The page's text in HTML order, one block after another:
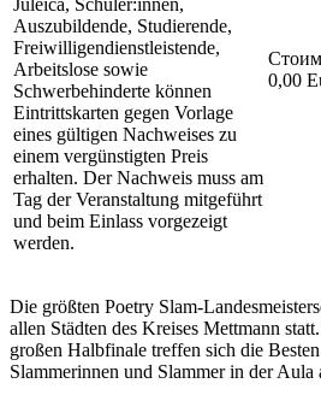
Juleica, Schüler:innen,
Auszubildende, Studierende,
Freiwilligendienstleistende,
Arbeitslose sowie
Schwerbehinderte können
Eintrittskarten gegen Vorlage
eines gültigen Nachweises zu
einem vergünstigten Preis
erhalten. Der Nachweis muss am
Tag der Veranstaltung mitgeführt
und beim Einlass vorgezeigt
werden.
0,00
Die größten Poetry Slam-
allen Städten des Kreises Mettmann
großen Halbfinale treffen sich die
Slammerinnen und Slammer in der